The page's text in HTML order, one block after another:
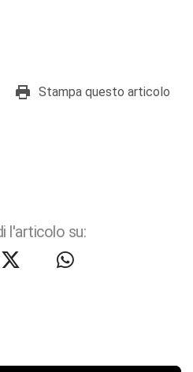
Stampa questo articolo
l'articolo su: